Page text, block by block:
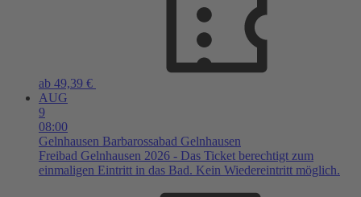
ab 49,39 €
AUG
9
08:00
Gelnhausen Barbarossabad Gelnhausen
Freibad Gelnhausen 2026 - Das Ticket berechtigt zum
einmaligen Eintritt in das Bad. Kein Wiedereintritt möglich.